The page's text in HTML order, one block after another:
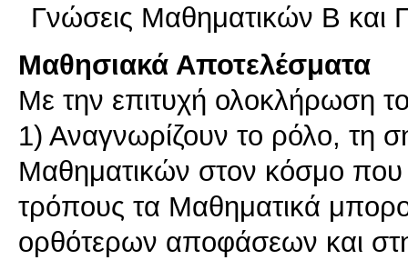
Γνώσεις Μαθηματικών Β και
Μαθησιακά Αποτελέσματα
Με την επιτυχή ολοκλήρωση
1) Αναγνωρίζουν το ρόλο, τη
Μαθηματικών στον κόσμο που
τρόπους τα Μαθηματικά
ορθότερων αποφάσεων και